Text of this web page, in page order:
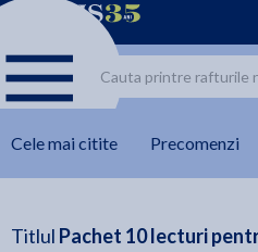
Cele mai citite Precomenzi
Titlul Pachet 10 lecturi